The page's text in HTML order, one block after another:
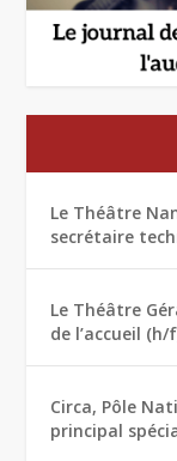
Le Théâtre
secrétaire
Le Théâtre
de l’accueil (h/
Circa, Pôle
principal